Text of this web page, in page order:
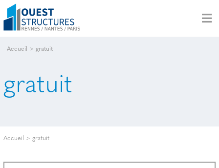
Accueil > gratuit
gratuit
Accueil > gratuit